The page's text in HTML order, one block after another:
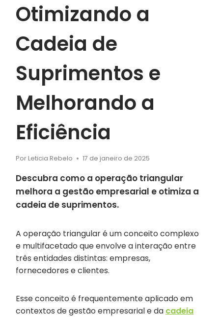
Otimizando a
Cadeia de
Suprimentos e
Melhorando a
Eficiência
PorLeticia Rebelo 17 de janeiro de 2025
Descubra como a operação triangular
melhora a gestão empresarial e otimiza a
cadeia de suprimentos.
A operação triangular é um conceito complexo
e multifacetado que envolve a interação entre
três entidades distintas: empresas,
fornecedores e clientes.
Esse conceito é frequentemente aplicado em
contextos de gestão empresarial e da cadeia